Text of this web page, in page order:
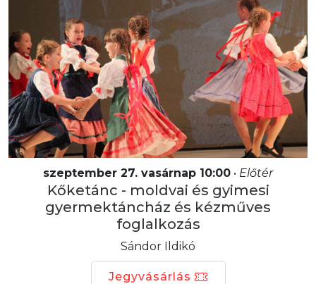
szeptember 27. vasárnap 10:00 • Előtér
Kőketánc - moldvai és gyimesi
gyermektáncház és kézműves
foglalkozás
Sándor Ildikó
Jegyvásárlás